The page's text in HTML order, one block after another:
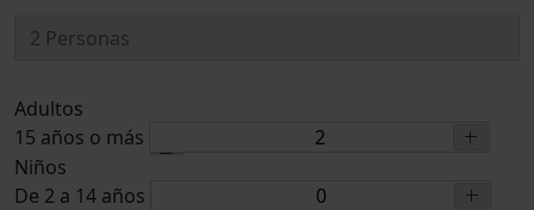
Adultos
15 años o más
Niños
De 2 a 14 años